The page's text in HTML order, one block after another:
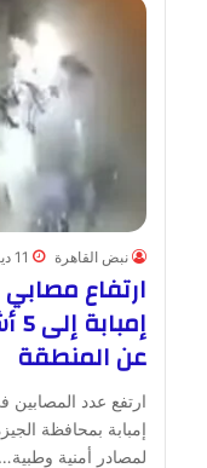
نبض القاهرة 11 ديسمبر، 2025
ارتفاع
عن المنطقة
ارتفع عدد
إمبابة بمحافظة
لمصادر أمنية وطبية…